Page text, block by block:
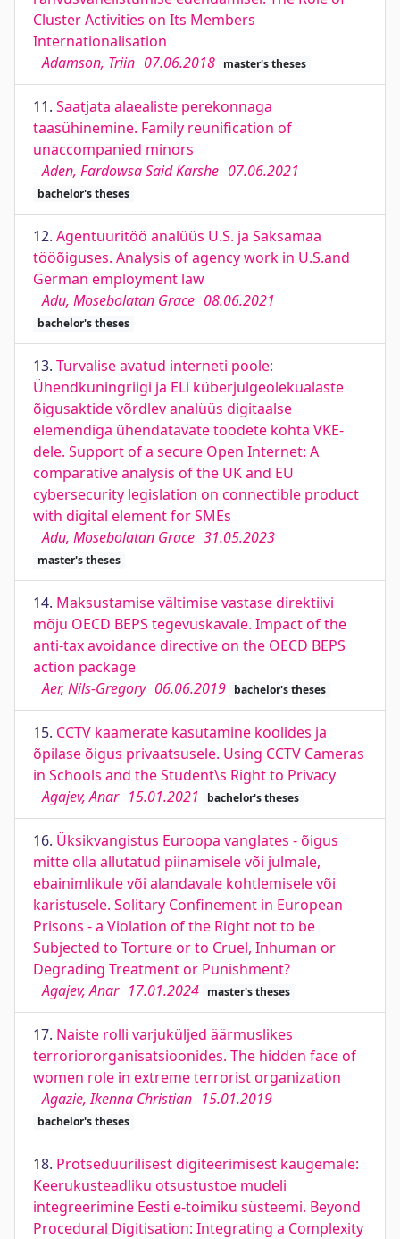
Cluster Activities on Its Members
Internationalisation
Adamson, Triin 07.06.2018 master's theses
11. Saatjata alaealiste perekonnaga
taasühinemine. Family reunification of
unaccompanied minors
Aden, Fardowsa Said Karshe 07.06.2021
bachelor's theses
12. Agentuuritöö analüüs U.S. ja Saksamaa
tööõiguses. Analysis of agency work in U.S.and
German employment law
Adu, Mosebolatan Grace 08.06.2021
bachelor's theses
13. Turvalise avatud interneti poole:
Ühendkuningriigi ja ELi küberjulgeolekualaste
õigusaktide võrdlev analüüs digitaalse
elemendiga ühendatavate toodete kohta VKE-
dele. Support of a secure Open Internet: A
comparative analysis of the UK and EU
cybersecurity legislation on connectible product
with digital element for SMEs
Adu, Mosebolatan Grace 31.05.2023
master's theses
14. Maksustamise vältimise vastase direktiivi
mõju OECD BEPS tegevuskavale. Impact of the
anti-tax avoidance directive on the OECD BEPS
action package
Aer, Nils-Gregory 06.06.2019 bachelor's theses
15. CCTV kaamerate kasutamine koolides ja
õpilase õigus privaatsusele. Using CCTV Cameras
in Schools and the Student\s Right to Privacy
Agajev, Anar 15.01.2021 bachelor's theses
16. Üksikvangistus Euroopa vanglates - õigus
mitte olla allutatud piinamisele või julmale,
ebainimlikule või alandavale kohtlemisele või
karistusele. Solitary Confinement in European
Prisons - a Violation of the Right not to be
Subjected to Torture or to Cruel, Inhuman or
Degrading Treatment or Punishment?
Agajev, Anar 17.01.2024 master's theses
17. Naiste rolli varjuküljed äärmuslikes
terroriororganisatsioonides. The hidden face of
women role in extreme terrorist organization
Agazie, Ikenna Christian 15.01.2019
bachelor's theses
18. Protseduurilisest digiteerimisest kaugemale:
Keerukusteadliku otsustustoe mudeli
integreerimine Eesti e-toimiku süsteemi. Beyond
Procedural Digitisation: Integrating a Complexity